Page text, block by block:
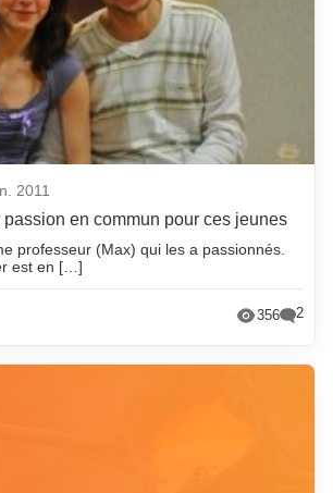
2011
passion en commun pour ces jeunes
professeur (Max) qui les a passionnés.
est en […]
356 2